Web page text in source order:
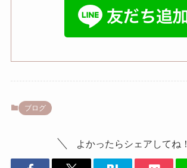
ブログ
よかったらシェアしてね！